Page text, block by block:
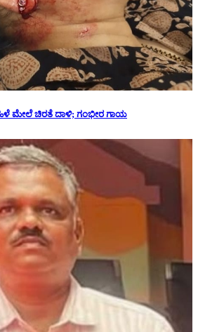
ಮೇಲೆ ಚಿರತೆ ದಾಳಿ; ಗಂಭೀರ ಗಾಯ